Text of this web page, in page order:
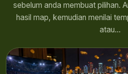
sebelum anda membuat pilihan.
hasil map, kemudian menilai
atau...